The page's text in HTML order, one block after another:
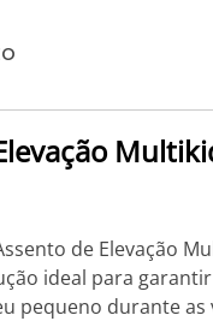
de Elevação
ideal para
pequeno durante as